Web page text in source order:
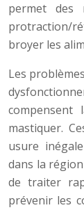
permet des
protraction/
broyer les
Les
mastiquer.
usure
dans la
de traiter
prévenir les